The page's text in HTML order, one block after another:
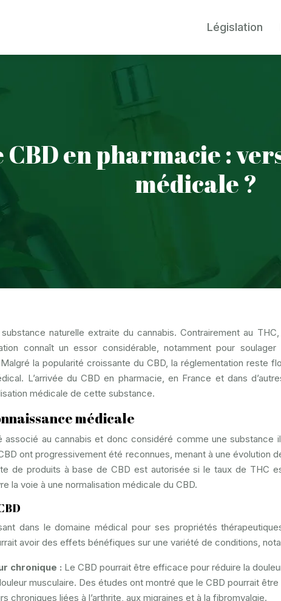
Législation
CBD en pharmacie :
médicale ?
naturelle extraite du cannabis. Contrairement au
connaît un essor considérable, notamment pour soulager
la popularité croissante du CBD, la réglementation reste
L’arrivée du CBD en pharmacie, en France et dans
médicale de cette substance.
médicale
associé au cannabis et donc considéré comme une substance
ont progressivement été reconnues, menant à une évolution
de produits à base de CBD est autorisée si le taux de THC
la voie à une normalisation médicale du CBD.
dans le domaine médical pour ses propriétés
avoir des effets bénéfiques sur une variété de conditions,
chronique : Le CBD pourrait être efficace pour réduire la
musculaire. Des études ont montré que le CBD pourrait être
chroniques liées à l’arthrite, aux migraines et à la fibromyalgie.